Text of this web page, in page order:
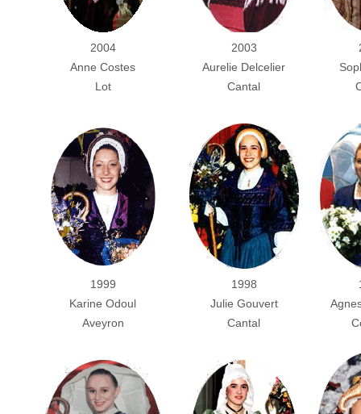
2004
Anne Costes
Lot
2003
Aurelie Delcelier
Cantal
1999
Karine Odoul
Aveyron
1998
Julie Gouvert
Cantal